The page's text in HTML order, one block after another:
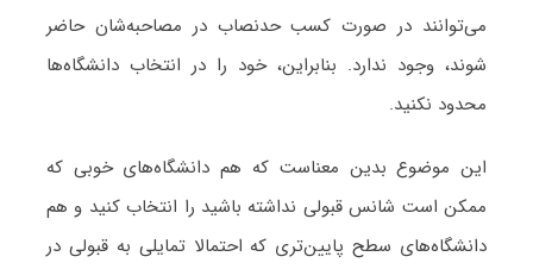
می‌توانند در صورت کسب حدنصاب در مصاحبه‌شان حاضر
شوند، وجود ندارد. بنابراین، خود را در انتخاب دانشگاه‌ها
محدود نکنید.
این موضوع بدین معناست که هم دانشگاه‌های خوبی که
ممکن است شانس قبولی نداشته باشید را انتخاب کنید و هم
دانشگاه‌های سطح پایین‌تری که احتمالا تمایلی به قبولی در